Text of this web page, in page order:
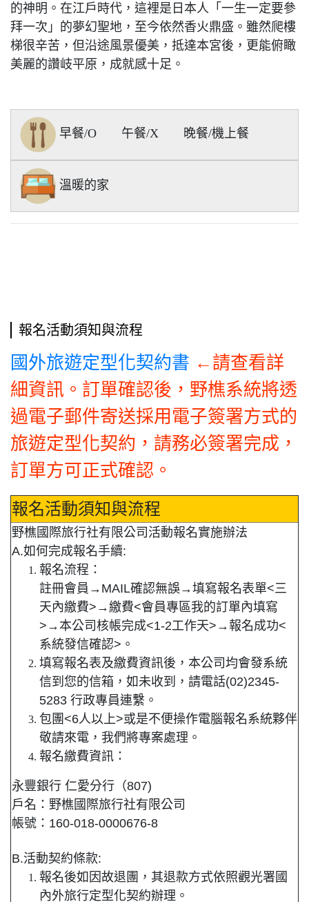
的神明。在江戶時代，這裡是日本人「一生一定要參
拜一次」的夢幻聖地，至今依然香火鼎盛。雖然爬樓
梯很辛苦，但沿途風景優美，抵達本宮後，更能俯瞰
美麗的讚岐平原，成就感十足。
早餐/O 午餐/X 晚餐/機上餐
溫暖的家
報名活動須知與流程
國外旅遊定型化契約書 ←請查看詳
細資訊。訂單確認後，野樵系統將透
過電子郵件寄送採用電子簽署方式的
旅遊定型化契約，請務必簽署完成，
訂單方可正式確認。
報名活動須知與流程
野樵國際旅行社有限公司活動報名實施辦法
A.如何完成報名手續:
報名流程：
註冊會員→MAIL確認無誤→填寫報名表單<三
天內繳費>→繳費<會員專區我的訂單內填寫
>→本公司核帳完成<1-2工作天>→報名成功<
系統發信確認>。
填寫報名表及繳費資訊後，本公司均會發系統
信到您的信箱，如未收到，請電話(02)2345-
5283 行政專員連繫。
包團<6人以上>或是不便操作電腦報名系統夥伴
敬請來電，我們將專案處理。
報名繳費資訊：
永豐銀行 仁愛分行（807)
戶名：野樵國際旅行社有限公司
帳號：160-018-0000676-8
B.活動契約條款:
報名後如因故退團，其退款方式依照觀光署國
內外旅行定型化契約辦理。